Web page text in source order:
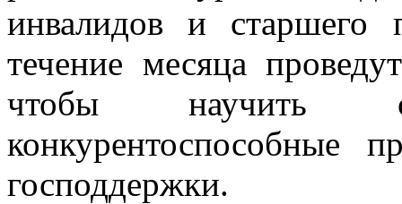
инвалидов и
течение месяца
чтобы научить
конкурентоспособные
господдержки.